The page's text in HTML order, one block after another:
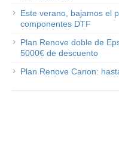
Este verano, bajamos el
componentes DTF
Plan Renove doble de
5000€ de descuento
Plan Renove Canon: